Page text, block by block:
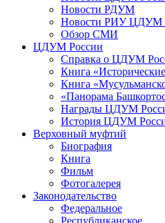
Новости РДУМ
Новости РИУ ЦДУМ
Обзор СМИ
ЦДУМ России
Справка о ЦДУМ
Книга
Книга
«Панорама
Награды ЦДУМ
История ЦДУМ
Верховный муфтий
Биография
Книга
Фильм
Фотогалерея
Законодательство
Федеральное
Республиканское